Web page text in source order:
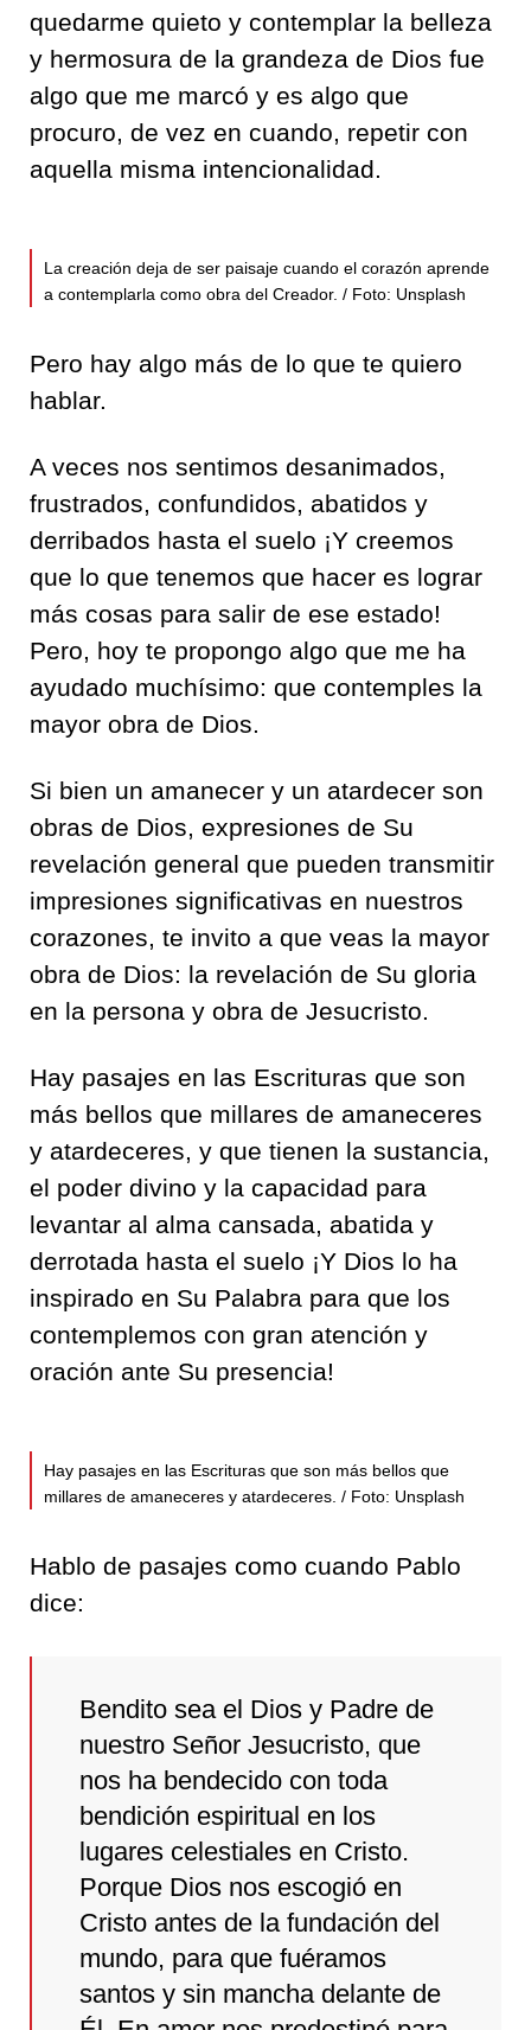
quedarme quieto y contemplar la belleza
y hermosura de la grandeza de Dios fue
algo que me marcó y es algo que
procuro, de vez en cuando, repetir con
aquella misma intencionalidad.
La creación deja de ser paisaje cuando el corazón aprende
a contemplarla como obra del Creador. / Foto: Unsplash
Pero hay algo más de lo que te quiero
hablar.
A veces nos sentimos desanimados,
frustrados, confundidos, abatidos y
derribados hasta el suelo ¡Y creemos
que lo que tenemos que hacer es lograr
más cosas para salir de ese estado!
Pero, hoy te propongo algo que me ha
ayudado muchísimo: que contemples la
mayor obra de Dios.
Si bien un amanecer y un atardecer son
obras de Dios, expresiones de Su
revelación general que pueden transmitir
impresiones significativas en nuestros
corazones, te invito a que veas la mayor
obra de Dios: la revelación de Su gloria
en la persona y obra de Jesucristo.
Hay pasajes en las Escrituras que son
más bellos que millares de amaneceres
y atardeceres, y que tienen la sustancia,
el poder divino y la capacidad para
levantar al alma cansada, abatida y
derrotada hasta el suelo ¡Y Dios lo ha
inspirado en Su Palabra para que los
contemplemos con gran atención y
oración ante Su presencia!
Hay pasajes en las Escrituras que son más bellos que
millares de amaneceres y atardeceres. / Foto: Unsplash
Hablo de pasajes como cuando Pablo
dice:
Bendito sea el Dios y Padre de
nuestro Señor Jesucristo, que
nos ha bendecido con toda
bendición espiritual en los
lugares celestiales en Cristo.
Porque Dios nos escogió en
Cristo antes de la fundación del
mundo, para que fuéramos
santos y sin mancha delante de